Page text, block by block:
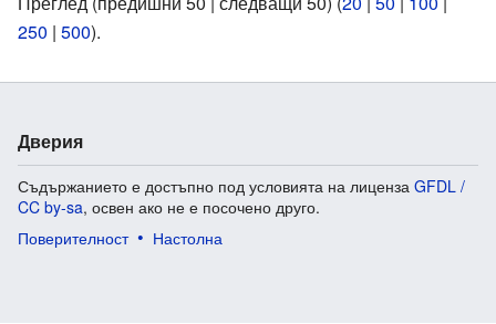
250 | 500).
Дверия
Съдържанието е достъпно под условията на лиценза GFDL /
CC by-sa, освен ако не е посочено друго.
Поверителност
Настолна